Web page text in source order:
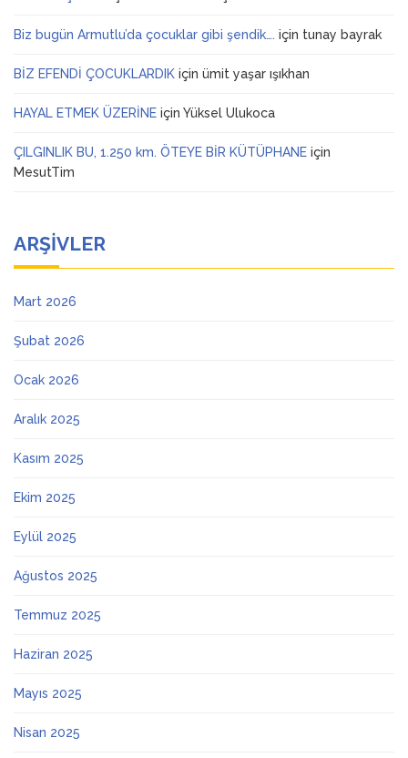
Biz bugün Armutlu’da çocuklar gibi şendik…. için tunay bayrak
BİZ EFENDİ ÇOCUKLARDIK için ümit yaşar ışıkhan
HAYAL ETMEK ÜZERİNE için Yüksel Ulukoca
ÇILGINLIK BU, 1.250 km. ÖTEYE BİR KÜTÜPHANE için
MesutTim
ARŞIVLER
Mart 2026
Şubat 2026
Ocak 2026
Aralık 2025
Kasım 2025
Ekim 2025
Eylül 2025
Ağustos 2025
Temmuz 2025
Haziran 2025
Mayıs 2025
Nisan 2025